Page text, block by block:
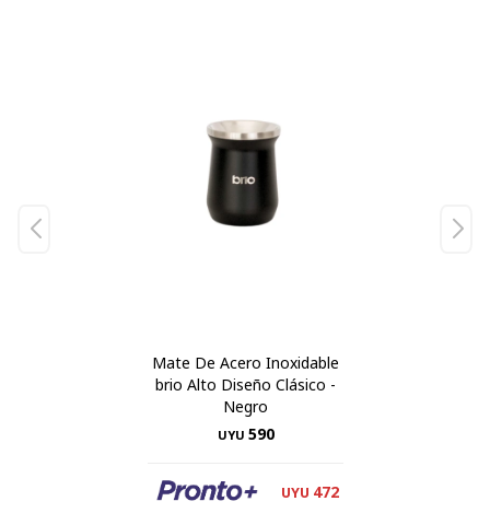
Mate De Acero Inoxidable
brio Alto Diseño Clásico -
Negro
UYU 590
UYU 472